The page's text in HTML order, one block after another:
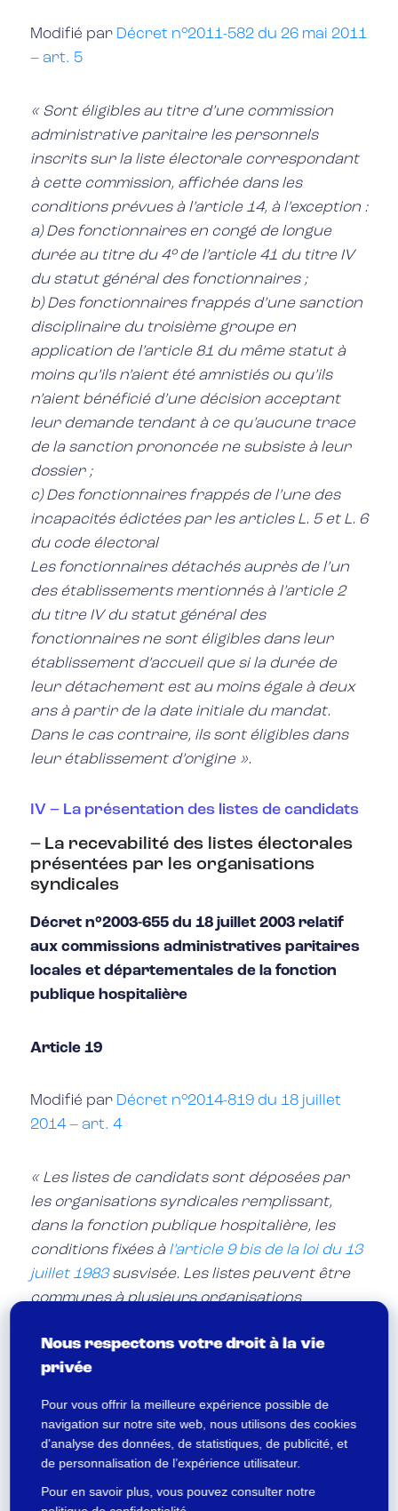
Modifié par Décret n°2011-582 du 26 mai 2011
– art. 5
« Sont éligibles au titre d’une commission
administrative paritaire les personnels
inscrits sur la liste électorale correspondant
à cette commission, affichée dans les
conditions prévues à l’article 14, à l’exception :
a) Des fonctionnaires en congé de longue
durée au titre du 4° de l’article 41 du titre IV
du statut général des fonctionnaires ;
b) Des fonctionnaires frappés d’une sanction
disciplinaire du troisième groupe en
application de l’article 81 du même statut à
moins qu’ils n’aient été amnistiés ou qu’ils
n’aient bénéficié d’une décision acceptant
leur demande tendant à ce qu’aucune trace
de la sanction prononcée ne subsiste à leur
dossier ;
c) Des fonctionnaires frappés de l’une des
incapacités édictées par les articles L. 5 et L. 6
du code électoral
Les fonctionnaires détachés auprès de l’un
des établissements mentionnés à l’article 2
du titre IV du statut général des
fonctionnaires ne sont éligibles dans leur
établissement d’accueil que si la durée de
leur détachement est au moins égale à deux
ans à partir de la date initiale du mandat.
Dans le cas contraire, ils sont éligibles dans
leur établissement d’origine ».
IV – La présentation des listes de candidats
– La recevabilité des listes électorales
présentées par les organisations
syndicales
Décret n°2003-655 du 18 juillet 2003 relatif
aux commissions administratives paritaires
locales et départementales de la fonction
publique hospitalière
Article 19
Modifié par Décret n°2014-819 du 18 juillet
2014 – art. 4
« Les listes de candidats sont déposées par
les organisations syndicales remplissant,
dans la fonction publique hospitalière, les
conditions fixées à l’article 9 bis de la loi du 13
juillet 1983susvisée. Les listes peuvent être
communes à plusieurs organisations
Lorsque l’administration constate qu’une liste
ne satisfait pas aux conditions fixées par
susvisée, elle remet au délégué de liste une
décision motivée déclarant l’irrecevabilité de
la liste. Cette décision est remise au plus tard
le premier jour ouvrable suivant la date limite
Nous respectons votre droit à la vie
privée
Pour vous offrir la meilleure expérience possible de
navigation sur notre site web, nous utilisons des cookies
d'analyse des données, de statistiques, de publicité, et
de personnalisation de l’expérience utilisateur.
Pour en savoir plus, vous pouvez consulter notre